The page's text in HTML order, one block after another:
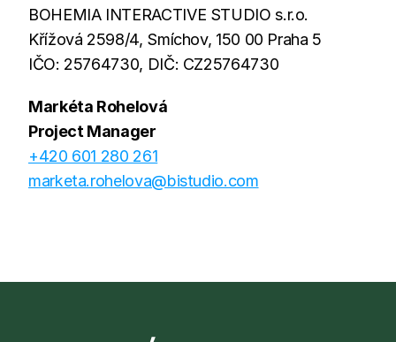
Markéta Rohelová
Project Manager
+420 601 280 261
marketa.rohelova@bistudio.com
BOHEMIA INTERACTIVE STUDIO s.r.o.
Křížová 2598/4, Smíchov, 150 00 Praha 5
IČO: 25764730, DIČ: CZ25764730